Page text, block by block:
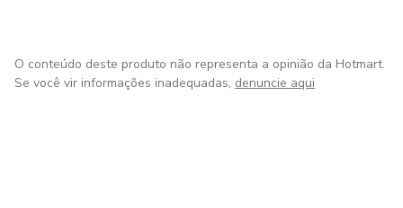
O conteúdo deste produto não representa a opinião da Hotmart.
Se você vir informações inadequadas, denuncie aqui